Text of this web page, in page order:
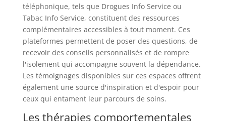
téléphonique, tels que Drogues Info Service ou
Tabac Info Service, constituent des ressources
complémentaires accessibles à tout moment. Ces
plateformes permettent de poser des questions, de
recevoir des conseils personnalisés et de rompre
l'isolement qui accompagne souvent la dépendance.
Les témoignages disponibles sur ces espaces offrent
également une source d'inspiration et d'espoir pour
ceux qui entament leur parcours de soins.
Les thérapies comportementales